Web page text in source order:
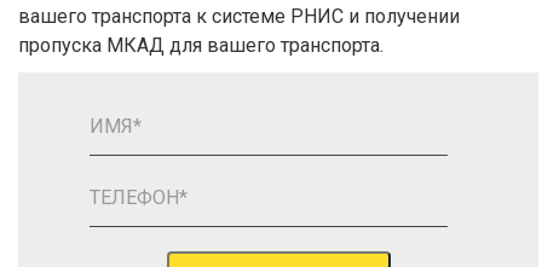
вашего транспорта к системе РНИС и получении
пропуска МКАД для вашего транспорта.